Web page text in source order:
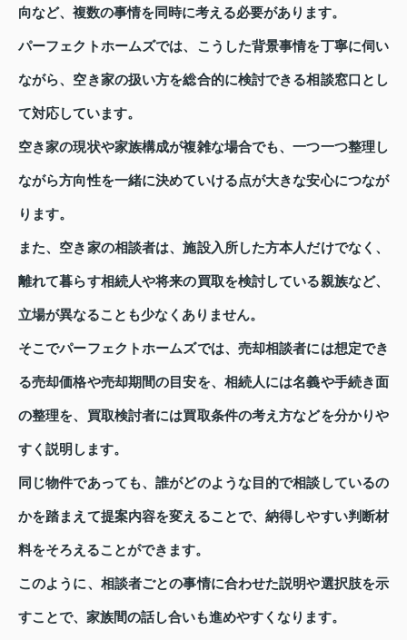
向など、複数の事情を同時に考える必要があります。
パーフェクトホームズでは、こうした背景事情を丁寧に伺い
ながら、空き家の扱い方を総合的に検討できる相談窓口とし
て対応しています。
空き家の現状や家族構成が複雑な場合でも、一つ一つ整理し
ながら方向性を一緒に決めていける点が大きな安心につなが
ります。
また、空き家の相談者は、施設入所した方本人だけでなく、
離れて暮らす相続人や将来の買取を検討している親族など、
立場が異なることも少なくありません。
そこでパーフェクトホームズでは、売却相談者には想定でき
る売却価格や売却期間の目安を、相続人には名義や手続き面
の整理を、買取検討者には買取条件の考え方などを分かりや
すく説明します。
同じ物件であっても、誰がどのような目的で相談しているの
かを踏まえて提案内容を変えることで、納得しやすい判断材
料をそろえることができます。
このように、相談者ごとの事情に合わせた説明や選択肢を示
すことで、家族間の話し合いも進めやすくなります。